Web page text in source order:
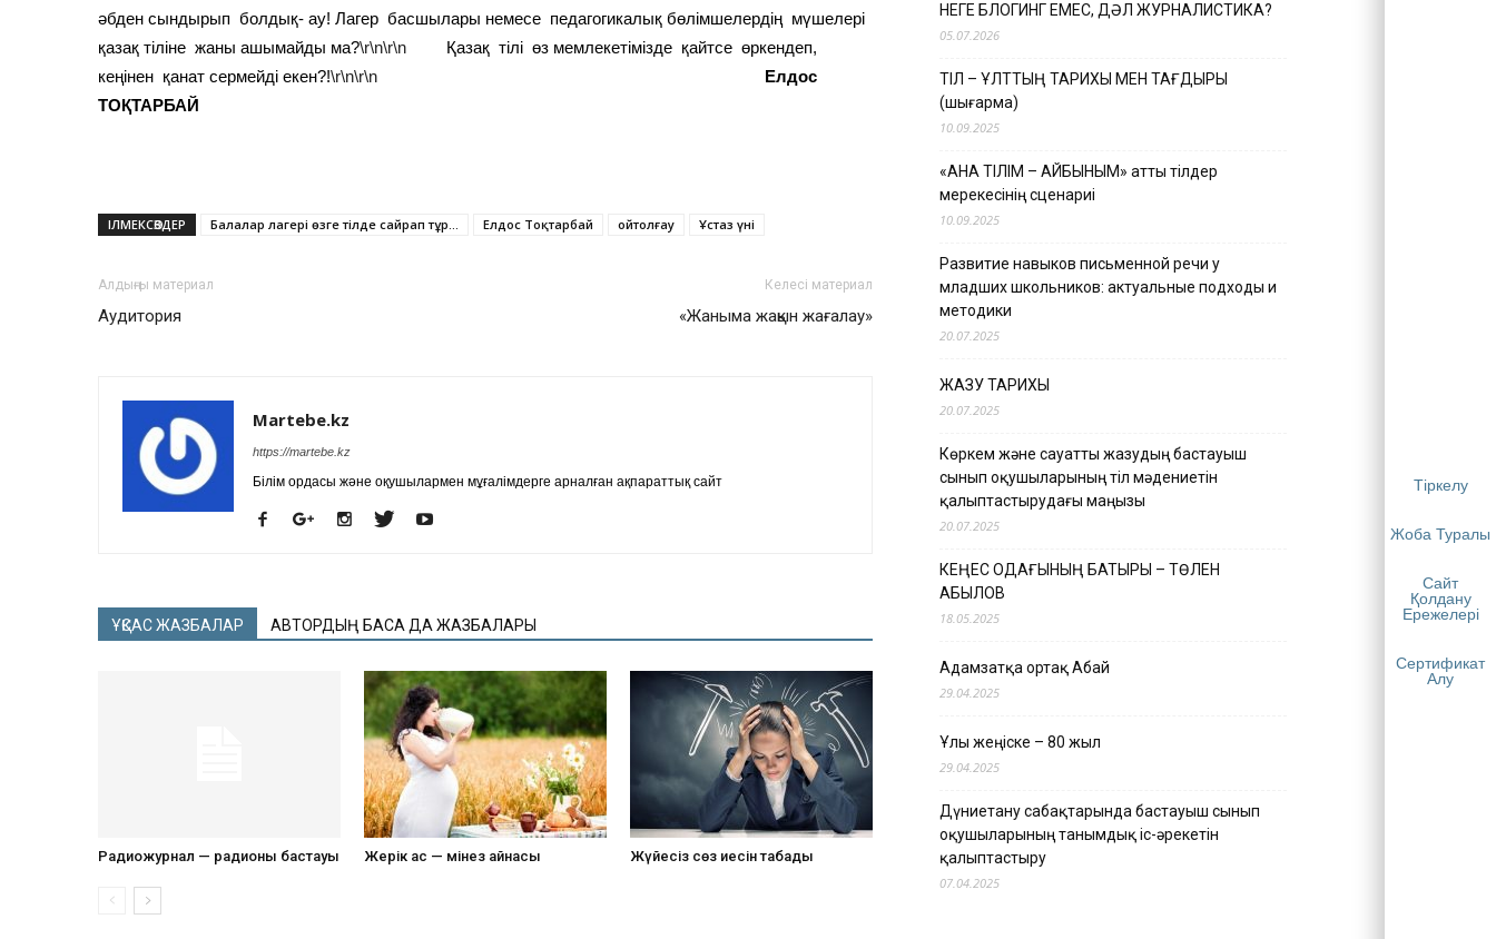
Тіркелу
Жоба Туралы
Сайт
Қолдану
Ережелері
Сертификат
Алу
әбден сындырып болдық- ау! Лагер басшылары немесе педагогикалық бөлімшелердің мүшелері
қазақ тіліне жаны ашымайды ма?\r\n\r\n Қазақ тілі өз мемлекетімізде қайтсе өркендеп,
кеңінен қанат сермейді екен?!\r\n\r\n
Елдос
ТОҚТАРБАЙ
ІЛМЕКСӨЗДЕР Балалар лагері өзге тілде сайрап тұр... Елдос Тоқтарбай ойтолғау Ұстаз үні
Алдыңғы материал
Аудитория
Келесі материал
«Жаныма жақын жағалау»
Martebe.kz
https://martebe.kz
Білім ордасы және оқушылармен мұғалімдерге арналған ақпараттық сайт
ҰҚСАС ЖАЗБАЛАР АВТОРДЫҢ БАСҚА ДА ЖАЗБАЛАРЫ
Радиожурнал — радионың бастауы Жерік ас — мінез айнасы Жүйесіз сөз иесін табады
НЕГЕ БЛОГИНГ ЕМЕС, ДӘЛ ЖУРНАЛИСТИКА?
05.07.2026
ТІЛ – ҰЛТТЫҢ ТАРИХЫ МЕН ТАҒДЫРЫ
(шығарма)
10.09.2025
«АНА ТІЛІМ – АЙБЫНЫМ» атты тілдер
мерекесінің сценариі
10.09.2025
Развитие навыков письменной речи у
младших школьников: актуальные подходы и
методики
20.07.2025
ЖАЗУ ТАРИХЫ
20.07.2025
Көркем және сауатты жазудың бастауыш
сынып оқушыларының тіл мәдениетін
қалыптастырудағы маңызы
20.07.2025
КЕҢЕС ОДАҒЫНЫҢ БАТЫРЫ – ТӨЛЕН
ҚАБЫЛОВ
18.05.2025
Адамзатқа ортақ Абай
29.04.2025
Ұлы жеңіске – 80 жыл
29.04.2025
Дүниетану сабақтарында бастауыш сынып
оқушыларының танымдық іс-әрекетін
қалыптастыру
07.04.2025